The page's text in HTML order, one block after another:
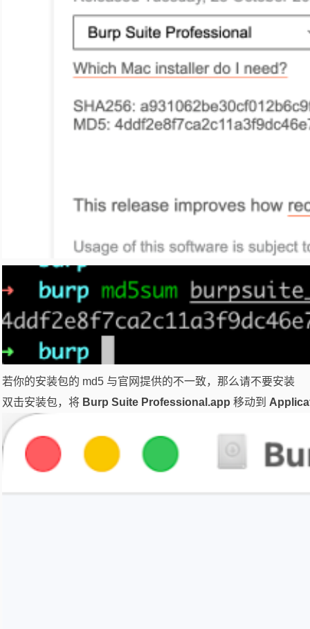
若你的安装包的 md5 与官网提供的不一致，那么请不要安装
双击安装包，将 Burp Suite Professional.app 移动到